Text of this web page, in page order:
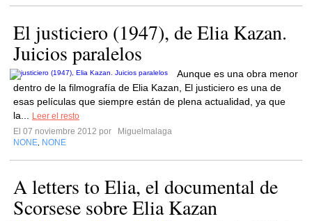
El justiciero (1947), de Elia Kazan.
Juicios paralelos
Aunque es una obra menor
dentro de la filmografía de Elia Kazan, El justiciero es una de
esas películas que siempre están de plena actualidad, ya que
la...
Leer el resto
El 07 noviembre 2012 por
Miguelmalaga
NONE NONE
A letters to Elia, el documental de
Scorsese sobre Elia Kazan